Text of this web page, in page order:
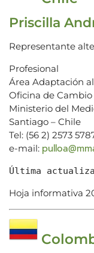
Priscilla
Representante
Profesional
Área Adaptación
Oficina de
Ministerio del
Santiago – Chile
Tel: (56 2) 2573
e-mail:
Última
Hoja informativa